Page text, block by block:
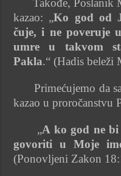
Takođe, Poslanik
kazao: „Ko god od
čuje, i ne poveruje
umre u takvom
Pakla.“ (Hadis beleži
Primećujemo da
kazao u proročanstvu
„A ko god ne bi
govoriti u Moje
(Ponovljeni Zakon